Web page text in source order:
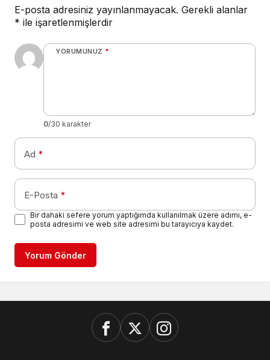
E-posta adresiniz yayınlanmayacak. Gerekli alanlar
* ile işaretlenmişlerdir
YORUMUNUZ *
0/30 karakter
Ad *
E-Posta *
Bir dahaki sefere yorum yaptığımda kullanılmak üzere adımı, e-
posta adresimi ve web site adresimi bu tarayıcıya kaydet.
Yorum Gönder